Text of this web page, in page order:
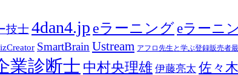
技士4dan4.jp eラーニング eラーニ
SmartBrain Ustream アフロ先生と学ぶ登録販売者
業診断士 中村央理雄 伊藤亮太 佐々